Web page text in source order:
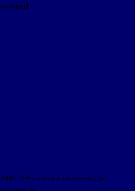
Verrà inviato un messaggio